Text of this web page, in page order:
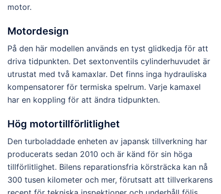
motor.
Motordesign
På den här modellen används en tyst glidkedja för att
driva tidpunkten. Det sextonventils cylinderhuvudet är
utrustat med två kamaxlar. Det finns inga hydrauliska
kompensatorer för termiska spelrum. Varje kamaxel
har en koppling för att ändra tidpunkten.
Hög motortillförlitlighet
Den turboladdade enheten av japansk tillverkning har
producerats sedan 2010 och är känd för sin höga
tillförlitlighet. Bilens reparationsfria körsträcka kan nå
300 tusen kilometer och mer, förutsatt att tillverkarens